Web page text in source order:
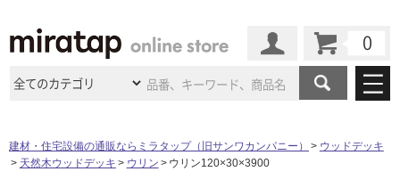
商品カテゴリ
施工事例
建材・住宅設備の通販ならミラタップ（旧サンワカンパニー）
ウッドデッキ
天然木ウッドデッキ
ウリン ウリン120×30×3900